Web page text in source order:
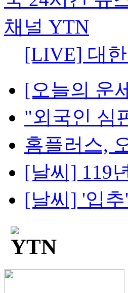
[LIVE] 대
[오늘의 운
"외국인 심
홈플러스,
[날씨] 119
[날씨] '입